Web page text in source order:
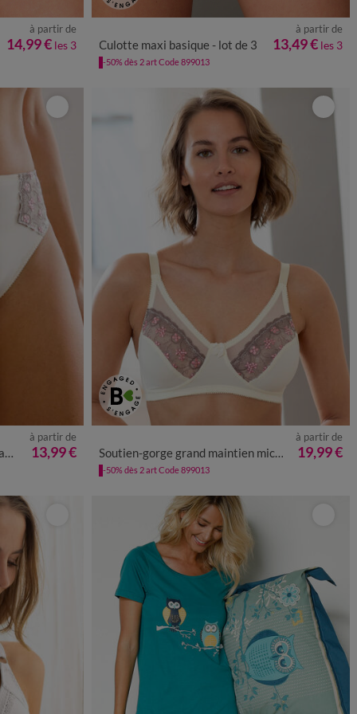
58/60
à partir de
14,99 € les 3
54/56
Culotte maxi basique - lot de 3
à partir de
13,49 € les 3
-50% dès 2 art Code 899013
58/60
à partir de
13,99 € Soutien-gorge grand maintien microfibre Caminata - sans armatures
à partir de
19,99 €
-50% dès 2 art Code 899013